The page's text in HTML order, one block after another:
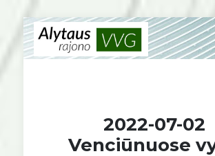
2022-07-02
Venciūnuose